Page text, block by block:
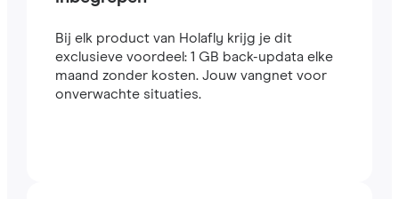
Bij elk product van Holafly krijg je dit
exclusieve voordeel: 1 GB back-updata elke
maand zonder kosten. Jouw vangnet voor
onverwachte situaties.